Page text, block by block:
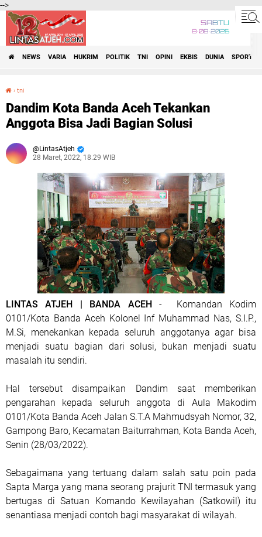
-->
SABTU
8•08•2026
NEWS VARIA HUKRIM POLITIK TNI OPINI EKBIS DUNIA SPORT
› tni
Dandim Kota Banda Aceh Tekankan
Anggota Bisa Jadi Bagian Solusi
LintasAtjeh
28 Maret, 2022, 18.29 WIB
LINTAS ATJEH | BANDA ACEH - Komandan Kodim
0101/Kota Banda Aceh Kolonel Inf Muhammad Nas, S.I.P.,
M.Si, menekankan kepada seluruh anggotanya agar bisa
menjadi suatu bagian dari solusi, bukan menjadi suatu
masalah itu sendiri.
Hal tersebut disampaikan Dandim saat memberikan
pengarahan kepada seluruh anggota di Aula Makodim
0101/Kota Banda Aceh Jalan S.T.A Mahmudsyah Nomor, 32,
Gampong Baro, Kecamatan Baiturrahman, Kota Banda Aceh,
Senin (28/03/2022).
Sebagaimana yang tertuang dalam salah satu poin pada
Sapta Marga yang mana seorang prajurit TNI termasuk yang
bertugas di Satuan Komando Kewilayahan (Satkowil) itu
senantiasa menjadi contoh bagi masyarakat di wilayah.